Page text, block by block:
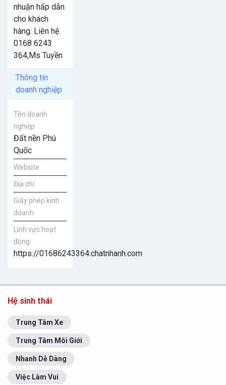
nhuận hấp dẫn
cho khách
hàng. Liên hệ
0168 6243
364,Ms Tuyền
Thông tin
doanh nghiệp
Tên doanh
nghiệp
Đất nền Phú
Quốc
Website
Địa chỉ
Giấy phép kinh
doanh
Linh vực hoạt
động
https://01686243364.chatnhanh.com
Hệ sinh thái
Trung Tâm Xe
Trung Tâm Môi Giới
Nhanh Dễ Dàng
Việc Làm Vui